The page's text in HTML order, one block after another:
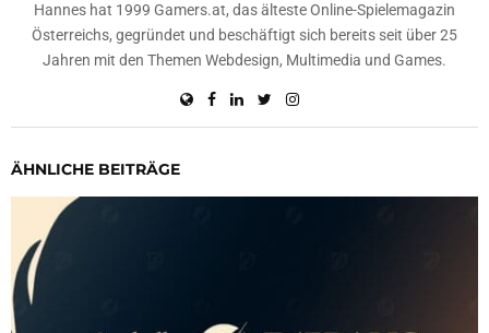
Hannes hat 1999 Gamers.at, das älteste Online-Spielemagazin
Österreichs, gegründet und beschäftigt sich bereits seit über 25
Jahren mit den Themen Webdesign, Multimedia und Games.
ÄHNLICHE BEITRÄGE